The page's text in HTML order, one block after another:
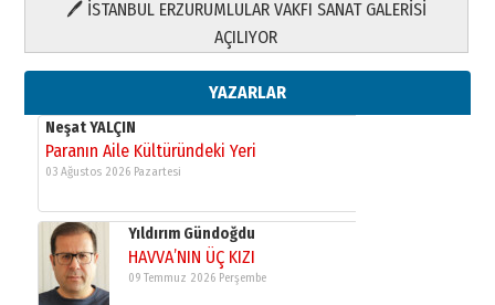
🖊 İSTANBUL ERZURUMLULAR VAKFI SANAT GALERİSİ
AÇILIYOR
YAZARLAR
Yusuf POLAT
Şampiyonluk Sebahattin Şirin’e
11 Mayıs 2026 Pazartesi
Neşat YALÇIN
Paranın Aile Kültüründeki Yeri
Yıldırım Gündoğdu
HAVVA’NIN ÜÇ KIZI